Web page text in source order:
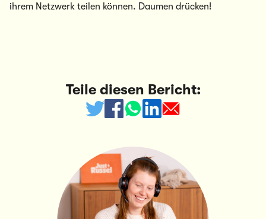
ihrem Netzwerk teilen können. Daumen drücken!
Teile diesen Bericht: